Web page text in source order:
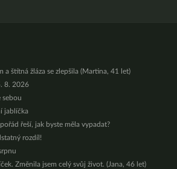
a štítná žláza se zlepšila (Martina, 41 let)
8. 2026
sebou
jablíčka
řeší, jak byste měla vypadat?
rozdíl!
Změnila jsem celý svůj život. (Jana, 46 let)